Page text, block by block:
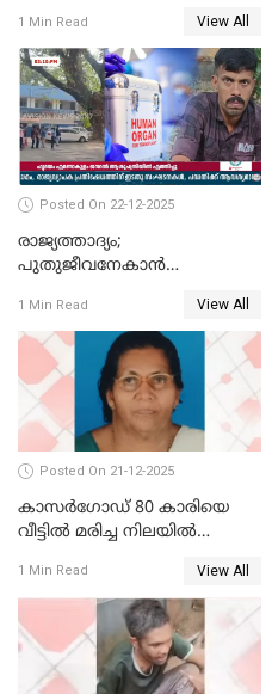
ദാരുണാന്ത്യം; ജീപ്സി
ഓടിച്ചയാൾ അറസ്റ്റിൽ.
1 Min Read View All
Posted On 22-12-2025
രാജ്യത്താദ്യം;
പുതുജീവനേകാൻ
എറണാകുളം സർക്കാർ
ജനറൽ
ആശുപത്രിയിലെത്തിച്ചു
1 Min Read View All
Posted On 21-12-2025
കാസർഗോഡ് 80 കാരിയെ
വീട്ടിൽ മരിച്ച നിലയിൽ
1 Min Read View All